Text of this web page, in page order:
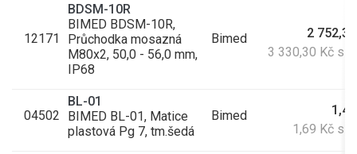
12171
BDSM-10R
BIMED BDSM-10R,
Průchodka mosazná
M80x2, 50,0 - 56,0 mm,
IP68
Bimed
2
3 330,30 Kč s
04502
BL-01
BIMED BL-01, Matice
plastová Pg 7, tm.šedá
Bimed
1,69 Kč s